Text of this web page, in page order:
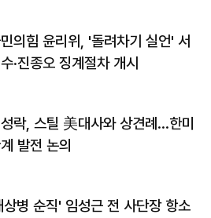
의힘 윤리위, '돌려차기 실언' 서
·진종오 징계절차 개시
락, 스틸 美대사와 상견례…한미
발전 논의
상병 순직' 임성근 전 사단장 항소